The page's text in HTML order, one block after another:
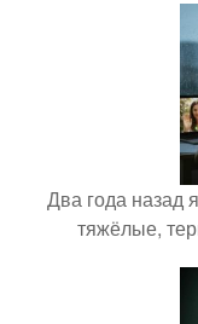
Два года назад
тяжёлые,